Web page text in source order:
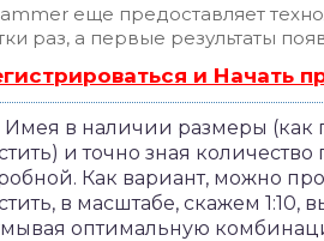
еще предоставляет
раз, а первые результаты
и Начать
Имея в наличии размеры (как
и точно зная
Как вариант, можно
в масштабе, скажем 1:10,
оптимальную